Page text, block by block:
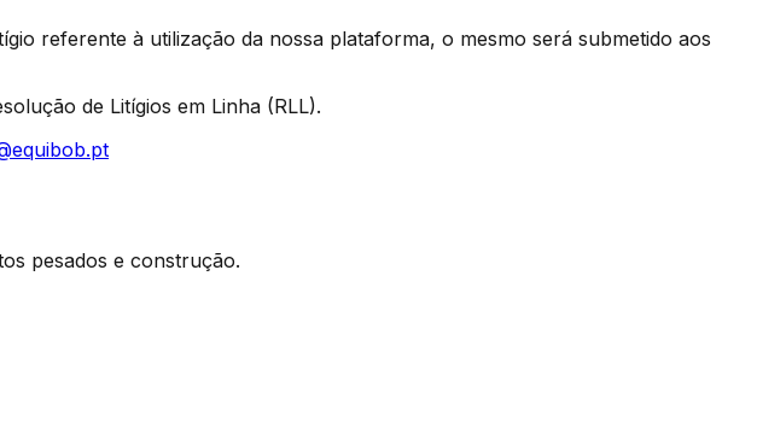
referente à utilização da nossa plataforma, o mesmo será submetido aos
de Litígios em Linha (RLL).
pesados e construção.